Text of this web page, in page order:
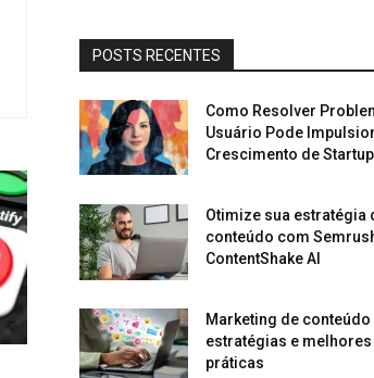
POSTS RECENTES
Como Resolver
Usuário Pode
Crescimento de
Otimize sua estratégia
conteúdo com
ContentShake AI
Marketing de conteúdo
estratégias e melhores
práticas